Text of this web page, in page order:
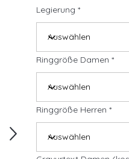
Legierung
Ringgröße Damen
Ringgröße Herren